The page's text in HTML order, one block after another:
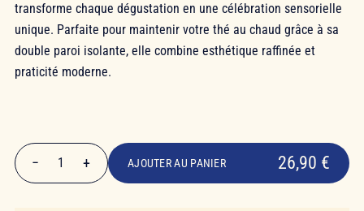
transforme chaque dégustation en une célébration sensorielle
unique. Parfaite pour maintenir votre thé au chaud grâce à sa
double paroi isolante, elle combine esthétique raffinée et
praticité moderne.
26,90 €
− 1 + AJOUTER AU PANIER 26,90 €